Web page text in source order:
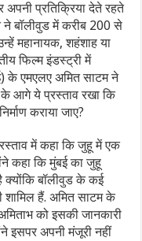
अपनी प्रतिक्रिया देते रहते
बॉलीवुड में करीब 200 से
महानायक, शहंशाह या
फिल्म इंडस्ट्री में
के एमएलए अमित साटम ने
के आगे ये प्रस्ताव रखा कि
कराया जाए?
में कहा कि जुहू में एक
कहा कि मुंबई का जुहू
क्योंकि बॉलीवुड के कई
शामिल हैं. अमित साटम के
को इसकी जानकारी
इसपर अपनी मंजूरी नहीं